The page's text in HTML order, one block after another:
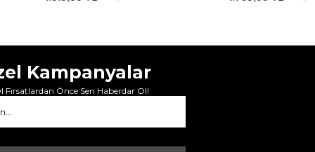
Kampanyalar
Fırsatlardan Önce Sen Haberdar Ol!